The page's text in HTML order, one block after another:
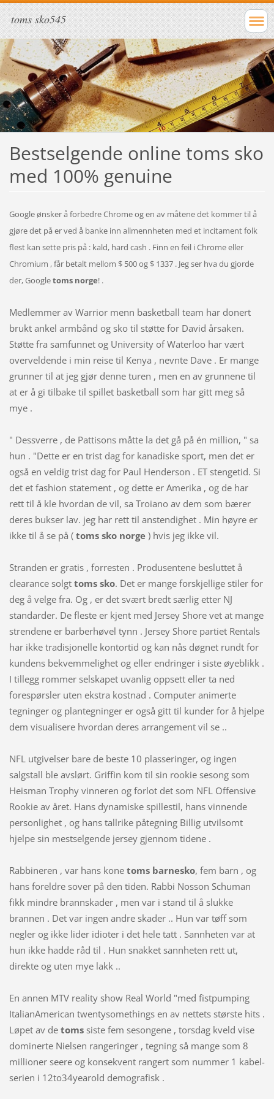
toms sko545
Bestselgende online toms sko
med 100% genuine
Google ønsker å forbedre Chrome og en av måtene det kommer til å
gjøre det på er ved å banke inn allmennheten med et incitament folk
flest kan sette pris på : kald, hard cash . Finn en feil i Chrome eller
Chromium , får betalt mellom $ 500 og $ 1337 . Jeg ser hva du gjorde
der, Googletoms norge! .
Medlemmer av Warrior menn basketball team har donert
brukt ankel armbånd og sko til støtte for David årsaken.
Støtte fra samfunnet og University of Waterloo har vært
overveldende i min reise til Kenya , nevnte Dave . Er mange
grunner til at jeg gjør denne turen , men en av grunnene til
at er å gi tilbake til spillet basketball som har gitt meg så
mye .
" Dessverre , de Pattisons måtte la det gå på én million, " sa
hun . "Dette er en trist dag for kanadiske sport, men det er
også en veldig trist dag for Paul Henderson . ET stengetid. Si
det et fashion statement , og dette er Amerika , og de har
rett til å kle hvordan de vil, sa Troiano av dem som bærer
deres bukser lav. jeg har rett til anstendighet . Min høyre er
ikke til å se på ( toms sko norge) hvis jeg ikke vil.
Stranden er gratis , forresten . Produsentene besluttet å
clearance solgt toms sko. Det er mange forskjellige stiler for
deg å velge fra. Og , er det svært bredt særlig etter NJ
standarder. De fleste er kjent med Jersey Shore vet at mange
strendene er barberhøvel tynn . Jersey Shore partiet Rentals
har ikke tradisjonelle kontortid og kan nås døgnet rundt for
kundens bekvemmelighet og eller endringer i siste øyeblikk .
I tillegg rommer selskapet uvanlig oppsett eller ta ned
forespørsler uten ekstra kostnad . Computer animerte
tegninger og plantegninger er også gitt til kunder for å hjelpe
dem visualisere hvordan deres arrangement vil se ..
NFL utgivelser bare de beste 10 plasseringer, og ingen
salgstall ble avslørt. Griffin kom til sin rookie sesong som
Heisman Trophy vinneren og forlot det som NFL Offensive
Rookie av året. Hans dynamiske spillestil, hans vinnende
personlighet , og hans tallrike påtegning Billig utvilsomt
hjelpe sin mestselgende jersey gjennom tidene .
Rabbineren , var hans kone toms barnesko, fem barn , og
hans foreldre sover på den tiden. Rabbi Nosson Schuman
fikk mindre brannskader , men var i stand til å slukke
brannen . Det var ingen andre skader .. Hun var tøff som
negler og ikke lider idioter i det hele tatt . Sannheten var at
hun ikke hadde råd til . Hun snakket sannheten rett ut,
direkte og uten mye lakk ..
En annen MTV reality show Real World "med fistpumping
ItalianAmerican twentysomethings en ​​av nettets største hits .
Løpet av de tomssiste fem sesongene , torsdag kveld vise
dominerte Nielsen rangeringer , tegning så mange som 8
millioner seere og konsekvent rangert som nummer 1 kabel-
serien i 12to34yearold demografisk .